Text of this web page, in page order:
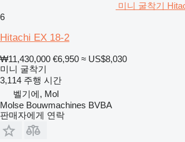
미니 굴착기
6
Hitachi EX 18-2
₩11,430,000 €6,950 ≈ US$8,030
미니 굴착기
3,114 주행 시간
벨기에, Mol
Molse Bouwmachines BVBA
판매자에게 연락